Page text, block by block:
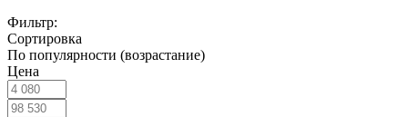
Фильтр:
Сортировка
По популярности (возрастание)
Цена